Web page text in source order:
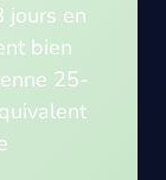
jours en
bien
25-